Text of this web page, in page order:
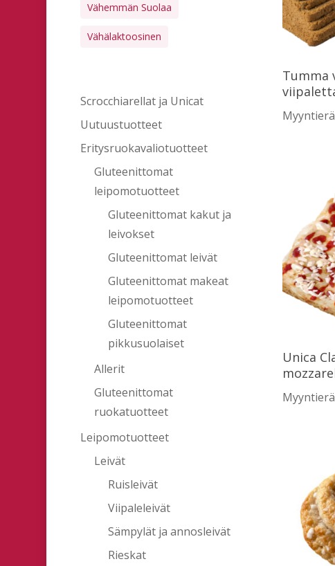
Vähemmän Suolaa
Vähälaktoosinen
Scrocchiarellat ja Unicat
Uutuustuotteet
Eritysruokavaliotuotteet
Gluteenittomat
leipomotuotteet
Gluteenittomat kakut ja
leivokset
Gluteenittomat leivät
Gluteenittomat makeat
leipomotuotteet
Gluteenittomat
pikkusuolaiset
Allerit
Gluteenittomat
ruokatuotteet
Leipomotuotteet
Leivät
Ruisleivät
Viipaleleivät
Sämpylät ja annosleivät
Rieskat
Tumma
Unica